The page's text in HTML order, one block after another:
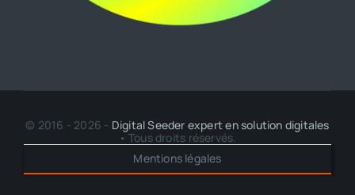
© 2016 - 2026 - Digital Seeder expert en solution digitales
• Tous droits réservés.
Mentions légales